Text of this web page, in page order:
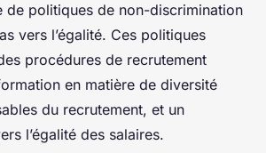
de politiques de non-discrimination
vers l’égalité. Ces politiques
procédures de recrutement
en matière de diversité
du recrutement, et un
l’égalité des salaires.